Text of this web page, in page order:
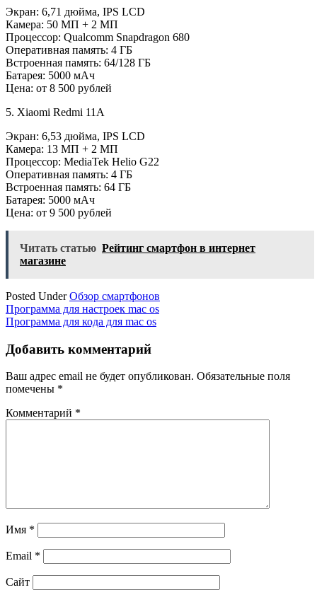
Экран: 6,71 дюйма, IPS LCD
Камера: 50 МП + 2 МП
Процессор: Qualcomm Snapdragon 680
Оперативная память: 4 ГБ
Встроенная память: 64/128 ГБ
Батарея: 5000 мАч
Цена: от 8 500 рублей
5. Xiaomi Redmi 11A
Экран: 6,53 дюйма, IPS LCD
Камера: 13 МП + 2 МП
Процессор: MediaTek Helio G22
Оперативная память: 4 ГБ
Встроенная память: 64 ГБ
Батарея: 5000 мАч
Цена: от 9 500 рублей
Читать статью Рейтинг смартфон в интернет
магазине
Posted UnderОбзор смартфонов
Навигация
по
записям
Программа для настроек mac os
Программа для кода для mac os
Добавить комментарий
Ваш адрес email не будет опубликован. Обязательные поля
помечены *
Комментарий *
Имя *
Email *
Сайт